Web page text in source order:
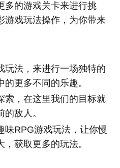
多的游戏关卡来进行挑
游戏玩法操作，为你带来
玩法，来进行一场独特的
更多不同的乐趣。
索，在这里我们的目标就
敌人。
味RPG游戏玩法，让你慢
获取更多的玩法。